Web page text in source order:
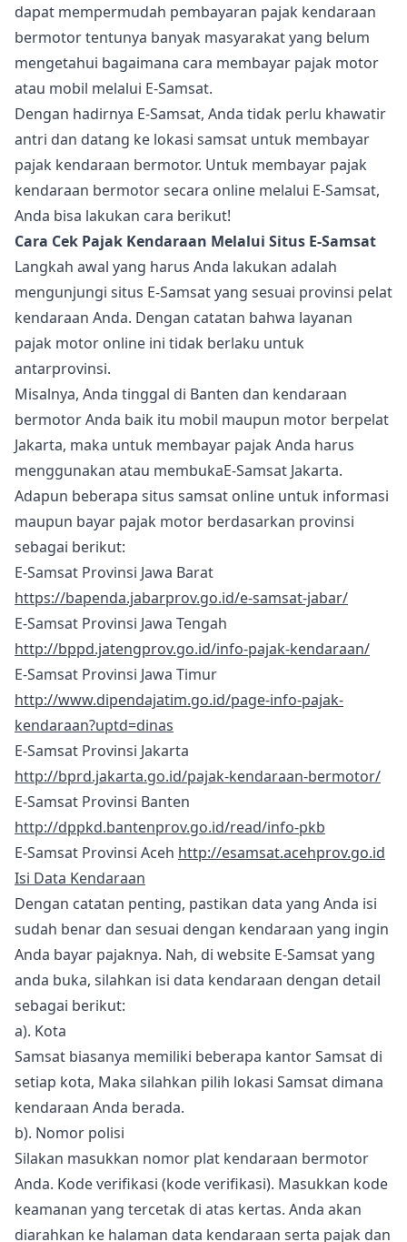
dapat mempermudah pembayaran pajak kendaraan
bermotor tentunya banyak masyarakat yang belum
mengetahui bagaimana cara membayar pajak motor
atau mobil melalui E-Samsat.
Dengan hadirnya E-Samsat, Anda tidak perlu khawatir
antri dan datang ke lokasi samsat untuk membayar
pajak kendaraan bermotor. Untuk membayar pajak
kendaraan bermotor secara online melalui E-Samsat,
Anda bisa lakukan cara berikut!
Cara Cek Pajak Kendaraan Melalui Situs E-Samsat
Langkah awal yang harus Anda lakukan adalah
mengunjungi situs E-Samsat yang sesuai provinsi pelat
kendaraan Anda. Dengan catatan bahwa layanan
pajak motor online ini tidak berlaku untuk
antarprovinsi.
Misalnya, Anda tinggal di Banten dan kendaraan
bermotor Anda baik itu mobil maupun motor berpelat
Jakarta, maka untuk membayar pajak Anda harus
menggunakan atau membukaE-Samsat Jakarta.
Adapun beberapa situs samsat online untuk informasi
maupun bayar pajak motor berdasarkan provinsi
sebagai berikut:
E-Samsat Provinsi Jawa Barat
https://bapenda.jabarprov.go.id/e-samsat-jabar/
E-Samsat Provinsi Jawa Tengah
http://bppd.jatengprov.go.id/info-pajak-kendaraan/
E-Samsat Provinsi Jawa Timur
http://www.dipendajatim.go.id/page-info-pajak-
kendaraan?uptd=dinas
E-Samsat Provinsi Jakarta
http://bprd.jakarta.go.id/pajak-kendaraan-bermotor/
E-Samsat Provinsi Banten
http://dppkd.bantenprov.go.id/read/info-pkb
E-Samsat Provinsi Aceh http://esamsat.acehprov.go.id
Isi Data Kendaraan
Dengan catatan penting, pastikan data yang Anda isi
sudah benar dan sesuai dengan kendaraan yang ingin
Anda bayar pajaknya. Nah, di website E-Samsat yang
anda buka, silahkan isi data kendaraan dengan detail
sebagai berikut:
a). Kota
Samsat biasanya memiliki beberapa kantor Samsat di
setiap kota, Maka silahkan pilih lokasi Samsat dimana
kendaraan Anda berada.
b). Nomor polisi
Silakan masukkan nomor plat kendaraan bermotor
Anda. Kode verifikasi (kode verifikasi). Masukkan kode
keamanan yang tercetak di atas kertas. Anda akan
diarahkan ke halaman data kendaraan serta pajak dan